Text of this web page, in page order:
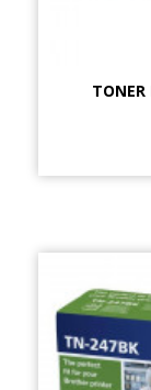
TONER